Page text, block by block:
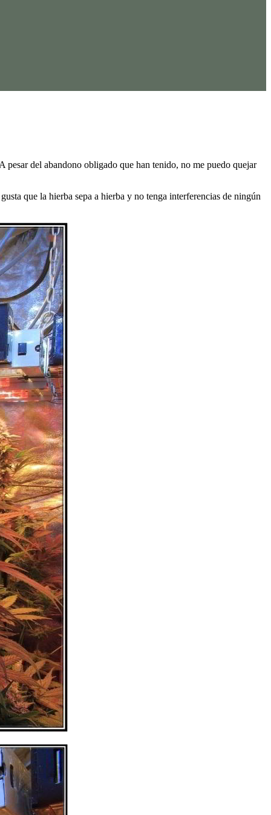
pesar del abandono obligado que han tenido, no me puedo quejar
que la hierba sepa a hierba y no tenga interferencias de ningún